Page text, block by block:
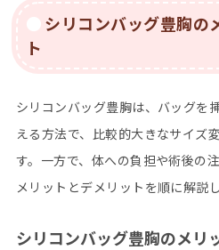
シリコンバッグ豊胸の
ト
シリコンバッグ豊胸は、バッグを
える方法で、比較的大きなサイズ
す。一方で、体への負担や術後の
メリットとデメリットを順に解説し
シリコンバッグ豊胸のメリ